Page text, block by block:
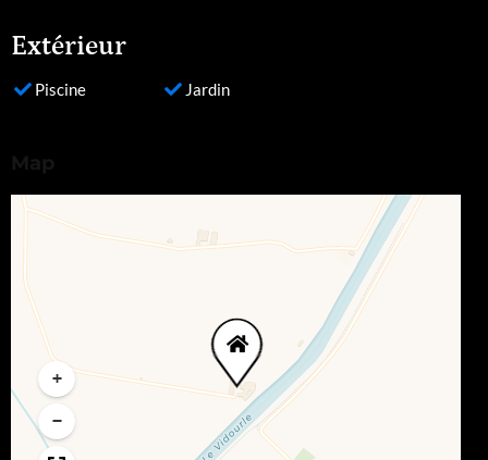
Extérieur
Piscine Jardin
+
−